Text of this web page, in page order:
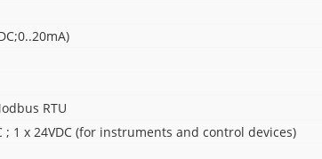
RTU
; 1 x 24VDC (for instruments and control devices)